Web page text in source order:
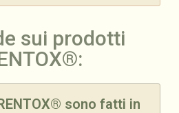
sui prodotti
sono fatti in